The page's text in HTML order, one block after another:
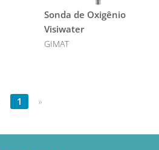
Sonda de Oxigênio
Visiwater
GIMAT
1 »